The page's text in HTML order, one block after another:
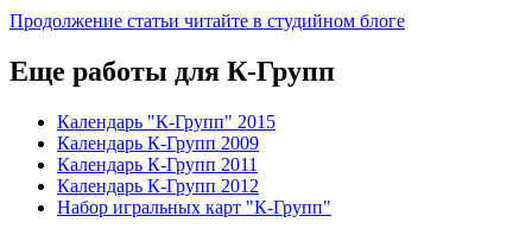
Продолжение статьи читайте в студийном блоге
Еще работы для К-Групп
Календарь "К-Групп" 2015
Календарь К-Групп 2009
Календарь К-Групп 2011
Календарь К-Групп 2012
Набор игральных карт "К-Групп"